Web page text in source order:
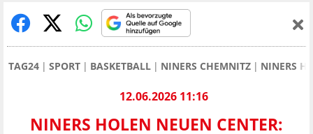
TAG24 SPORT BASKETBALL NINERS CHEMNITZ NINERS
12.06.2026 11:16
NINERS HOLEN NEUEN CENTER: